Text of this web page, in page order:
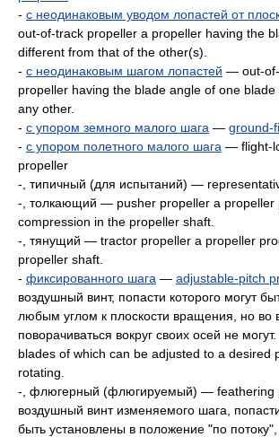
- с неодинаковым уводом лопастей от
out-of-track propeller a propeller having the
different from that of the other(s).
- с неодинаковым шагом лопастей — out-of-
propeller having the blade angle of one
any other.
- с упором земного малого шага — ground-
- с упором полетного малого шага — flight-
propeller
-, типичный (для испытаний) —
-, толкающий — pusher propeller a propeller
compression in the propeller shaft.
-, тянущий — tractor propeller a propeller
propeller shaft.
- фиксированного шага — adjustable-pitch
воздушный винт, попасти которого могут
любым углом к плоскости вращения, но во
поворачиваться вокруг своих осей не
blades of which can be adjusted to a desired
rotating.
-, флюгерный (флюгируемый) — feathering
воздушный винт изменяемого шага,
быть установлены в положение "по